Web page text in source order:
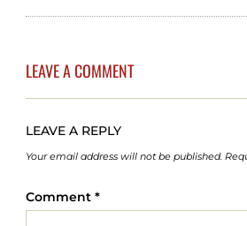
LEAVE A COMMENT
LEAVE A REPLY
Your email address will not be published.
Comment *